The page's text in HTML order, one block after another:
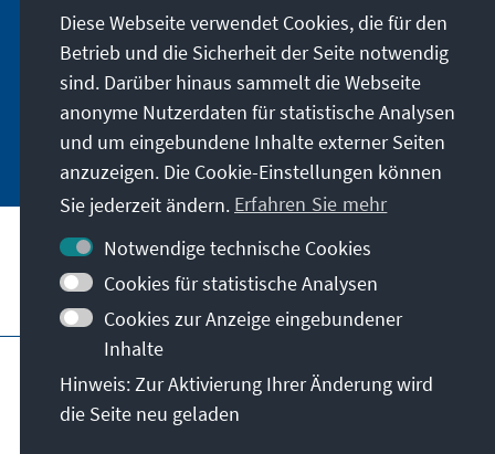
die Ai digital über den deutschsprachigen
Newsletter, oder als Printprodukt in deutscher
und englischer Sprache beziehen.
Jetzt abonnieren
Besuchen Sie auch
Impressum
Nutzungsbedingungen
Erklärung zur Barrierefreiheit
Diese Webseite verwendet Cookies, die für den
Betrieb und die Sicherheit der Seite notwendig
sind. Darüber hinaus sammelt die Webseite
anonyme Nutzerdaten für statistische Analysen
und um eingebundene Inhalte externer Seiten
anzuzeigen. Die Cookie-Einstellungen können
Sie jederzeit ändern. Erfahren Sie mehr
Notwendige technische Cookies
Cookies für statistische Analysen
Cookies zur Anzeige eingebundener
Inhalte
Hinweis: Zur Aktivierung Ihrer Änderung wird
die Seite neu geladen